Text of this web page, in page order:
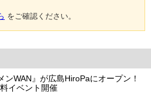
をご確認ください。
ンWAN』が広島HiroPaにオープン！
イベント開催